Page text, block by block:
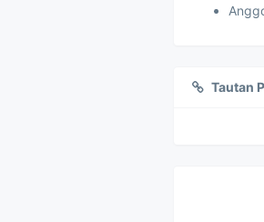
Tautan